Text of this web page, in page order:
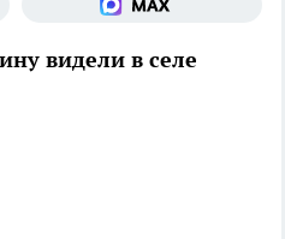
видели в селе